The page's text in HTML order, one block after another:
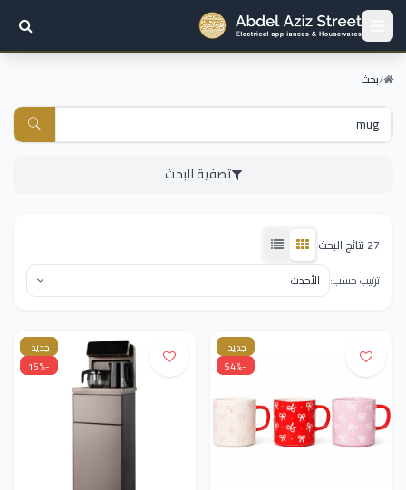
/بحث
تصفية البحث
27 نتائج البحث
ترتيب حسب:
جديد
-54%
جديد
-15%